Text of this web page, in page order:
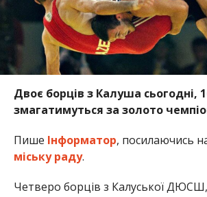
Двоє борців з Калуша сьогодні,
змагатимуться за золото
Пише Інформатор, посилаючись
міську раду.
Четверо борців з Калуської